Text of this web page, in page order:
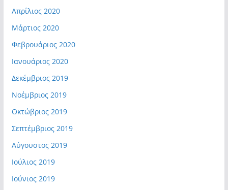
Απρίλιος 2020
Μάρτιος 2020
Φεβρουάριος 2020
Ιανουάριος 2020
Δεκέμβριος 2019
Νοέμβριος 2019
Οκτώβριος 2019
Σεπτέμβριος 2019
Αύγουστος 2019
Ιούλιος 2019
Ιούνιος 2019